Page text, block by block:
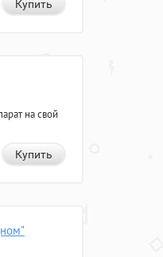
Купить
на свой
Купить